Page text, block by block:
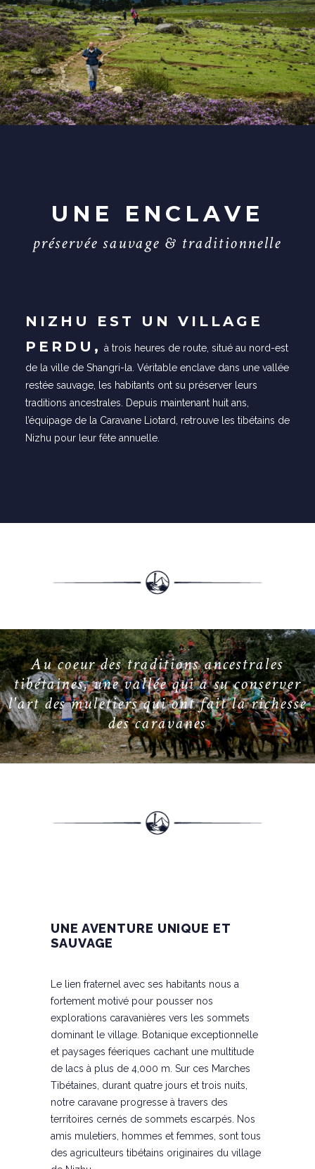
UNE ENCLAVE
préservée sauvage & traditionnelle
NIZHU EST UN VILLAGE
PERDU, à trois heures de route, situé au nord-est
de la ville de Shangri-la. Véritable enclave dans une vallée
restée sauvage, les habitants ont su préserver leurs
traditions ancestrales. Depuis maintenant huit ans,
l’équipage de la Caravane Liotard, retrouve les tibétains de
Nizhu pour leur fête annuelle.
Au coeur des traditions ancestrales
tibétaines, une vallée qui a su conserver
l'art des muletiers qui ont fait la richesse
des caravanes
UNE AVENTURE UNIQUE ET
SAUVAGE
Le lien fraternel avec ses habitants nous a
fortement motivé pour pousser nos
explorations caravanières vers les sommets
dominant le village. Botanique exceptionnelle
et paysages féeriques cachant une multitude
de lacs à plus de 4,000 m. Sur ces Marches
Tibétaines, durant quatre jours et trois nuits,
notre caravane progresse à travers des
territoires cernés de sommets escarpés. Nos
amis muletiers, hommes et femmes, sont tous
des agriculteurs tibétains originaires du village